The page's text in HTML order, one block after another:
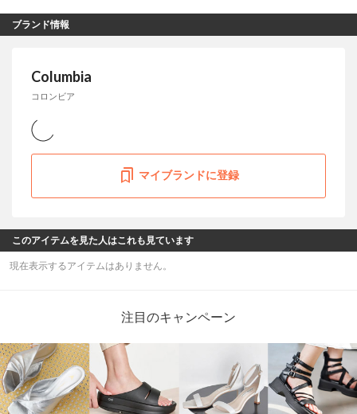
ブランド情報
Columbia
コロンビア
マイブランドに登録
このアイテムを見た人はこれも見ています
現在表示するアイテムはありません。
注目のキャンペーン